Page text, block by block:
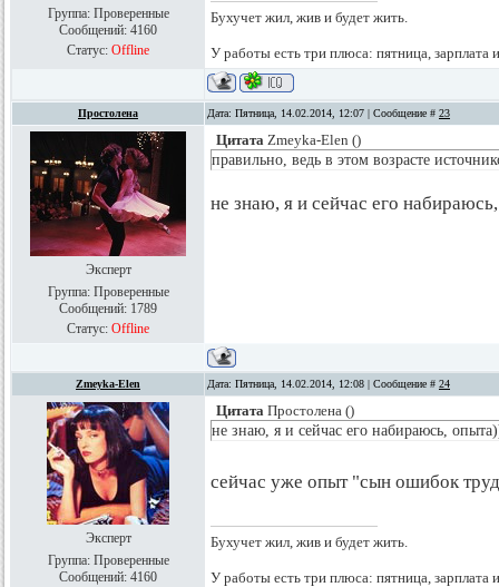
Группа: Проверенные
Сообщений: 4160
Статус: Offline
Бухучет жил, жив и будет жить.
У работы есть три плюса: пятница, зарплата
Простолена Дата: Пятница, 14.02.2014, 12:07 | Сообщение # 23
Эксперт
Группа: Проверенные
Сообщений: 1789
Статус: Offline
Цитата Zmeyka-Elen ()
правильно, ведь в этом возрасте
не знаю, я и сейчас его
Zmeyka-Elen Дата: Пятница, 14.02.2014, 12:08 | Сообщение # 24
Эксперт
Группа: Проверенные
Сообщений: 4160
Цитата Простолена ()
не знаю, я и сейчас его набираюсь,
сейчас уже опыт "сын ошибок
Бухучет жил, жив и будет жить.
У работы есть три плюса: пятница, зарплата